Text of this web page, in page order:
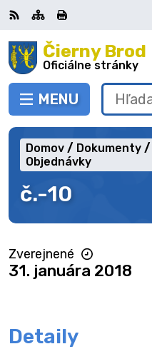
Preskočiť
na
obsah Čierny Brod
Oficiálne stránky
PREPNÚŤ
MENU
RSS MapaTlačiť
Hľadať:
č.-10
Domov Dokumenty
Objednávky
Zverejnené
31. januára 2018
Detaily